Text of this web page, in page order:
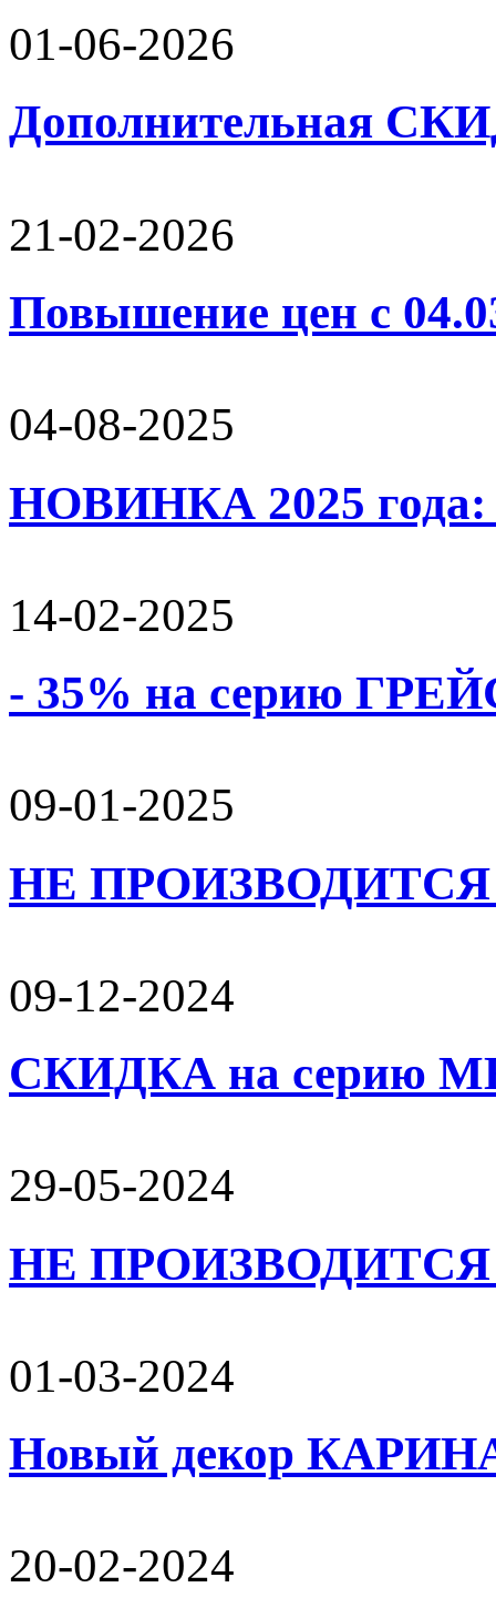
01-06-2026
Дополнительная
21-02-2026
Повышение цен с
04-08-2025
НОВИНКА 2025
14-02-2025
- 35% на серию
09-01-2025
НЕ
09-12-2024
СКИДКА на серию
29-05-2024
НЕ
01-03-2024
Новый декор
20-02-2024